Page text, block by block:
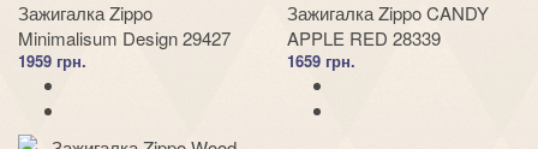
Зажигалка Zippo
Minimalisum Design 29427
1959 грн.
Зажигалка Zippo CANDY
APPLE RED 28339
1659 грн.